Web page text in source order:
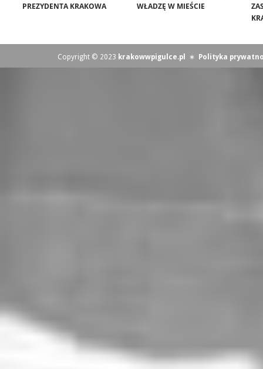
PREZYDENTA KRAKOWA
WŁADZĘ W MIEŚCIE
Copyright © 2023 krakowwpigulce.pl ∗ Polityka